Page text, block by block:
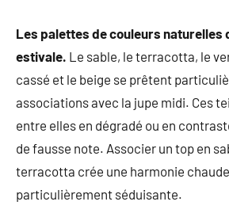
Les palettes de couleurs naturelles
estivale. Le sable, le terracotta, le
cassé et le beige se prêtent
associations avec la jupe midi. Ces
entre elles en dégradé ou en
de fausse note. Associer un top en
terracotta crée une harmonie
particulièrement séduisante.